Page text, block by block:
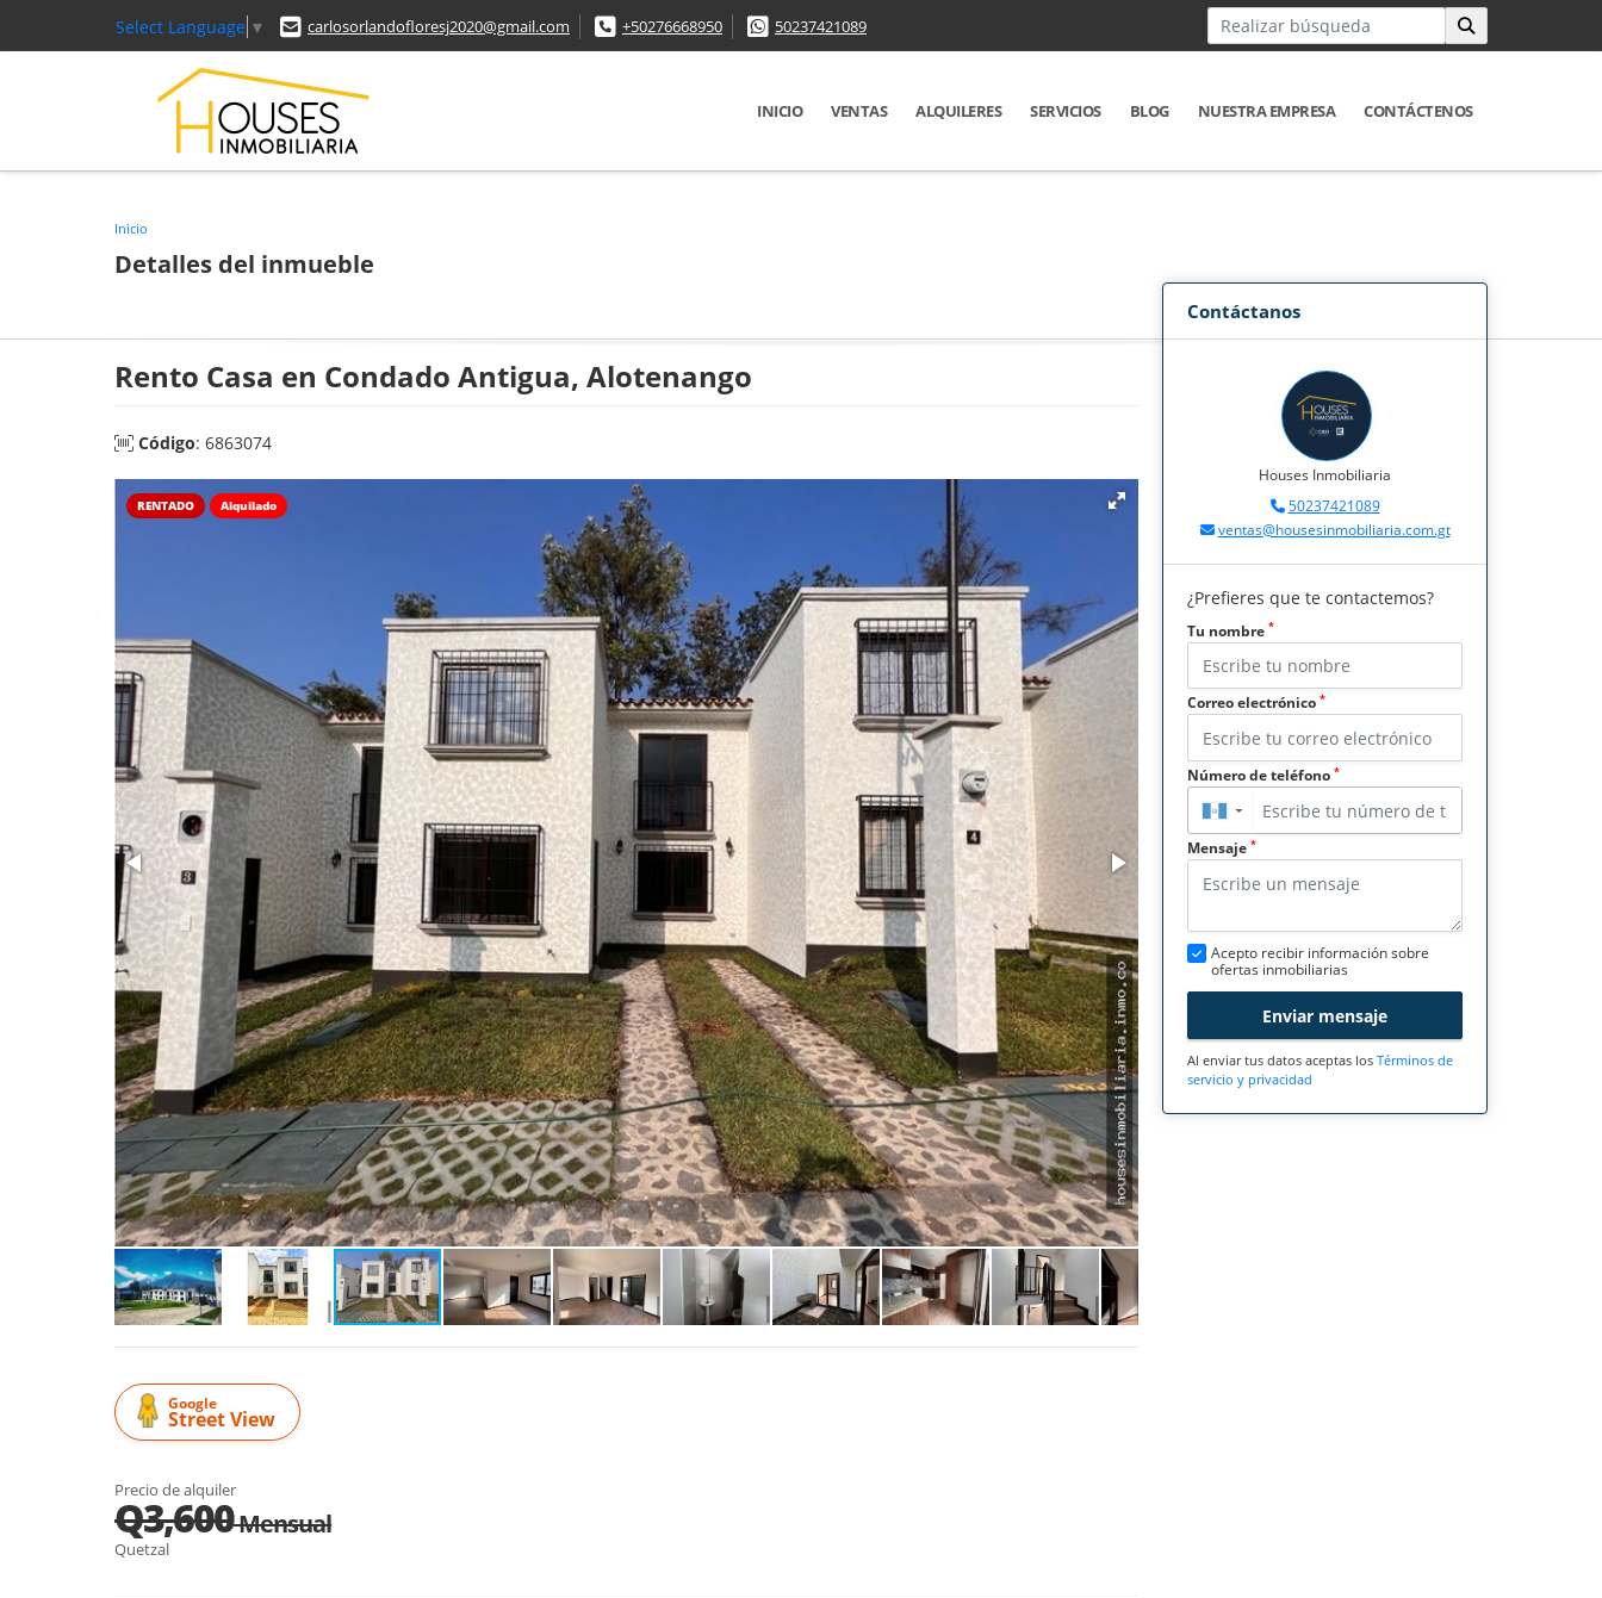
Select Language ▼ carlosorlandofloresj2020@gmail.com +50276668950 50237421089
INICIO VENTAS ALQUILERES SERVICIOS BLOG NUESTRA EMPRESA CONTÁCTENOS
Inicio
Detalles del inmueble
Rento Casa en Condado Antigua, Alotenango
Código: 6863074
RENTADO Alquilado
Google
Street View
Precio de alquiler
Q3,600Mensual
Quetzal
Contáctanos
Houses Inmobiliaria
50237421089
ventas@housesinmobiliaria.com.gt
¿Prefieres que te contactemos?
Tu nombre *
Correo electrónico *
Número de teléfono *
▼
Mensaje *
Acepto recibir información sobre
ofertas inmobiliarias
Enviar mensaje
Al enviar tus datos aceptas los Términos de
servicio y privacidad